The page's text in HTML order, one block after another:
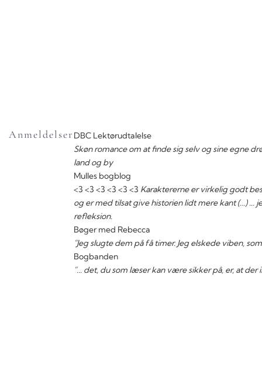
Anmeldelser DBC Lektørudtalelse
Skøn romance om at finde sig selv og sine egne
land og by
Mulles bogblog
<3 <3 <3 <3 <3 <3 Karaktererne er virkelig godt
og er med tilsat give historien lidt mere kant (...)
refleksion.
Bøger med Rebecca
"Jeg slugte dem på få timer. Jeg elskede viben,
Bogbanden
"... det, du som læser kan være sikker på, er, at